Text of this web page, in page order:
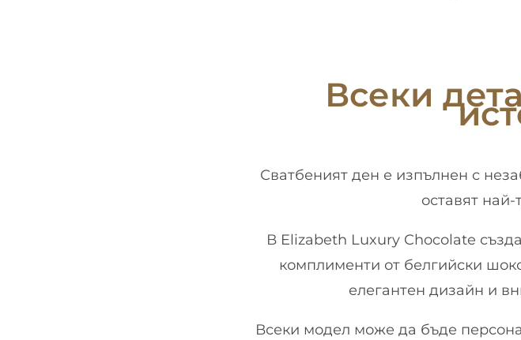
Всеки
Сватбеният ден е изпълнен с
оставят
В Elizabeth Luxury Chocolate
комплименти от белгийски
елегантен дизайн и
Всеки модел може да бъде